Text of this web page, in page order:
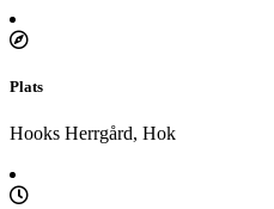
Plats
Hooks Herrgård, Hok